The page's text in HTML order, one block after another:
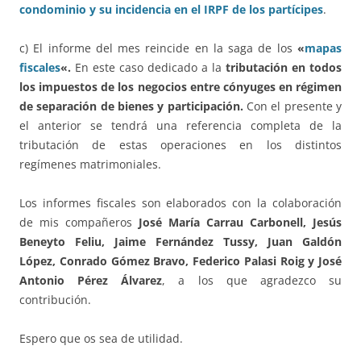
condominio y su incidencia en el IRPF de los partícipes.
c) El informe del mes reincide en la saga de los «mapas
fiscales«. En este caso dedicado a la tributación en todos
los impuestos de los negocios entre cónyuges en régimen
de separación de bienes y participación. Con el presente y
el anterior se tendrá una referencia completa de la
tributación de estas operaciones en los distintos
regímenes matrimoniales.
Los informes fiscales son elaborados con la colaboración
de mis compañeros José María Carrau Carbonell, Jesús
Beneyto Feliu, Jaime Fernández Tussy, Juan Galdón
López, Conrado Gómez Bravo, Federico Palasi Roig y José
Antonio Pérez Álvarez, a los que agradezco su
contribución.
Espero que os sea de utilidad.